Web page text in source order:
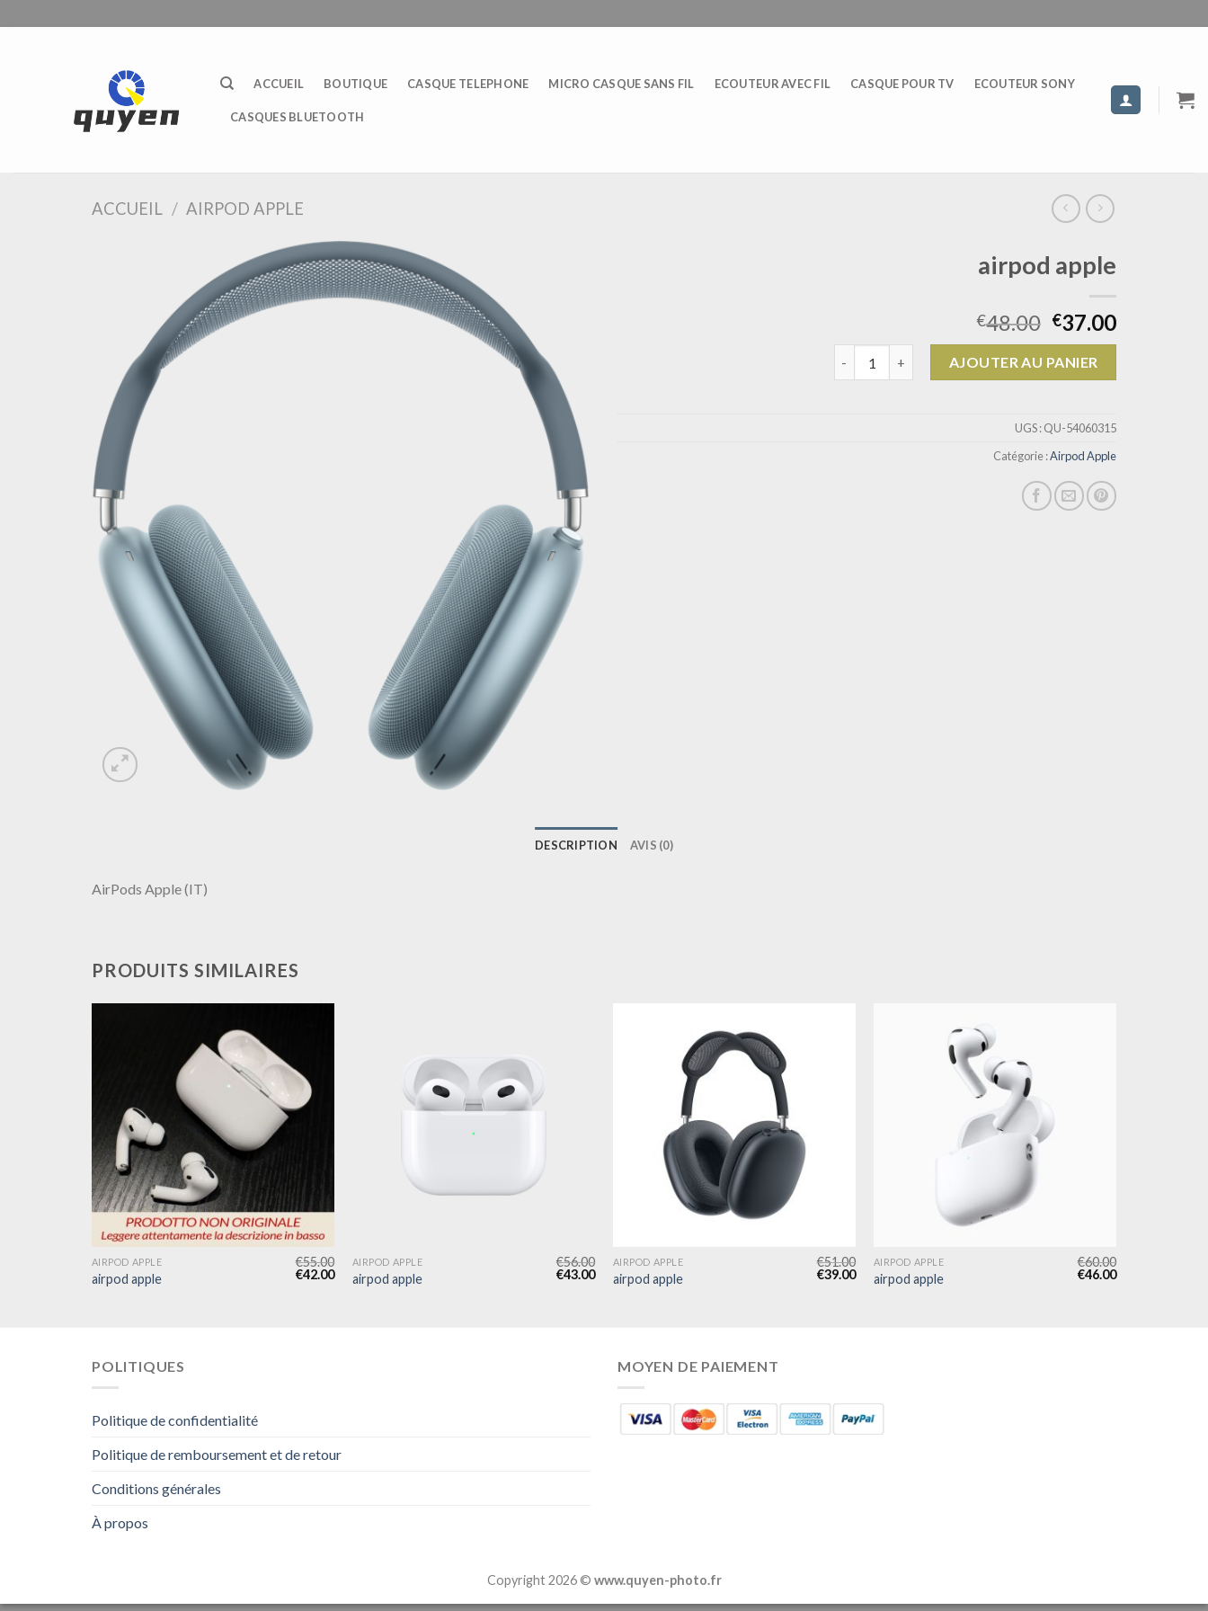
ACCUEIL BOUTIQUE CASQUE TELEPHONE MICRO CASQUE SANS FIL ECOUTEUR AVEC FIL CASQUE POUR TV ECOUTEUR SONY
CASQUES BLUETOOTH
ACCUEIL / AIRPOD APPLE
airpod apple
€48.00 €37.00
AJOUTER AU PANIER
UGS :QU-54060315
Catégorie :Airpod Apple
DESCRIPTION AVIS (0)
AirPods Apple (IT)
PRODUITS SIMILAIRES
AIRPOD APPLE
airpod apple
€55.00
€42.00
AIRPOD APPLE
airpod apple
€56.00
€43.00
AIRPOD APPLE
airpod apple
€51.00
€39.00
AIRPOD APPLE
airpod apple
€60.00
€46.00
POLITIQUES
Politique de confidentialité
Politique de remboursement et de retour
Conditions générales
À propos
MOYEN DE PAIEMENT
Copyright 2026 © www.quyen-photo.fr